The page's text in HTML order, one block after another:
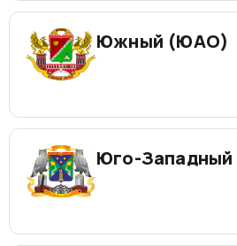
Южный (ЮАО)
Юго-